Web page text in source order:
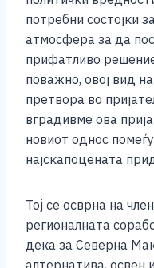
потребни состојки
атмосфера за да
прифатливо
поважно, овој вид
претвора во
вградивме ова
новиот однос
најскапоцената
Тој се осврна на
регионалната
дека за Северна